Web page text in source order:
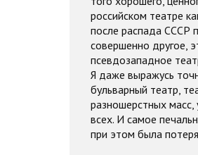
российском театре
после распада СССР
совершенно другое,
псевдозападное
Я даже выражусь
бульварный театр,
разношерстных
всех. И самое
при этом была